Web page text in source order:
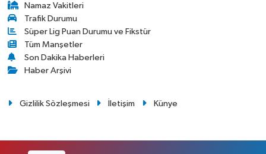
Namaz Vakitleri
Trafik Durumu
Süper Lig Puan Durumu ve Fikstür
Tüm Manşetler
Son Dakika Haberleri
Haber Arşivi
Gizlilik Sözleşmesi İletişim Künye